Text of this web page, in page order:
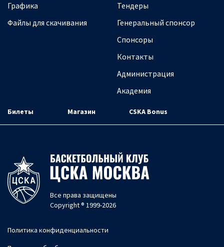
Графика
Файлы для скачивания
Тендеры
Генеральный спонсор
Спонсоры
Контакты
Администрация
Академия
Билеты Магазин CSKA Bonus
Все права защищены
Copyright ® 1999-2026
Политика конфиденциальности